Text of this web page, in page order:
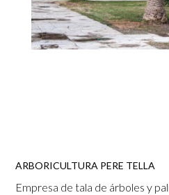
ARBORICULTURA PERE TELLA
Empresa de tala de árboles y